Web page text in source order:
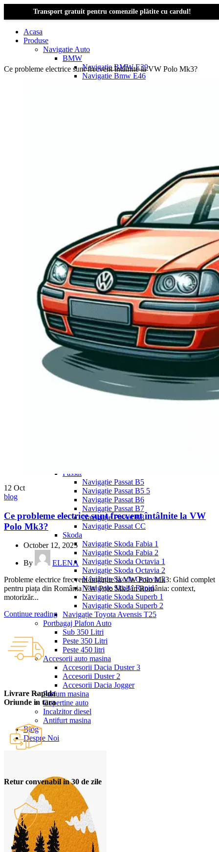
Transport gratuit pentru comenzile plătite cu cardul!
Acasa
Produse
Navigatie Auto
BMW
Navigație BMW E39
Navigatie Bmw E46
Navigație Dacia Logan 1 (2004–2012)
Navigație Dacia Logan 2 (2012–2020)
Navigație Dacia Logan 3 (2020–Prezent)
Navigatie Duster 2011
Navigatie Duster 2019
Audi
Navigatie Audi A3 8p
Navigatie Audi A4
Navigatie Audi A4 B6
Navigatie Audi A4 B7
Navigatie Audi A4 B8
Navigatie Audi A5
Navigatie Audi A6 C5
Navigatie Audi A6 C6
Navigatie Audi A6 C7
Navigatie Audi Q5
Ford
Navigație Ford Fiesta
Navigație Ford Focus 1
Navigație Ford Focus 2
Navigație Ford Focus MK3
Navigație Ford Mondeo MK3
Navigație Ford Mondeo MK4
Passat
Navigație Passat B5
Navigație Passat B5 5
Navigație Passat B6
Navigație Passat B7
Navigație Passat B8
Navigație Passat CC
Skoda
Navigație Skoda Fabia 1
Navigație Skoda Fabia 2
Navigație Skoda Octavia 1
Navigație Skoda Octavia 2
Navigație Skoda Octavia 3
Navigație Skoda Rapid
Navigație Skoda Superb 1
Navigație Skoda Superb 2
Navigație Toyota Avensis T25
Portbagaj Plafon Auto
Sub 350 Litri
Peste 350 Litri
Peste 450 litri
Accesorii auto masina
Accesorii Dacia Duster 3
Accesorii Duster 2
Accesorii Dacia Jogger
Parfum masina
Copertine auto
Incalzitor diesel
Antifurt masina
Blog
Despre Noi
Ce probleme electrice sunt frecvent întâlnite la VW Polo Mk3?
12 Oct
blog
Ce probleme electrice sunt frecvent întâlnite la VW
Polo Mk3?
October 12, 2025
By
ELENA
Probleme electrice frecvent întâlnite la VW Polo Mk3: Ghid complet
pentru piața din România VW Polo Mk3 în România: context,
motorizăr...
Continue reading
Livrare Rapida
Oriunde in tara
Retur convenabil in 30 de zile